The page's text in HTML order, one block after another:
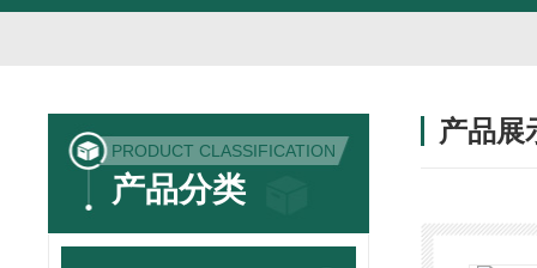
PRODUCT CLASSIFICATION
产品分类
产品展